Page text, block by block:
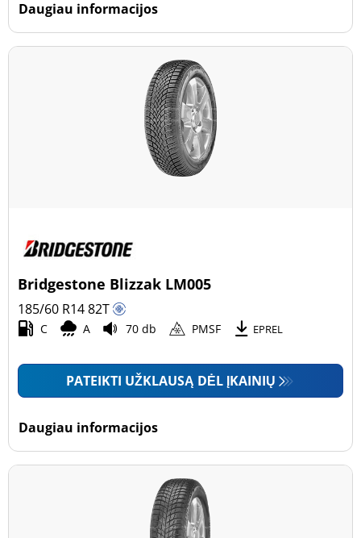
Daugiau informacijos
Bridgestone Blizzak LM005
185/60 R1482T
C A 70 db PMSF EPREL
PATEIKTI UŽKLAUSĄ DĖL ĮKAINIŲ
Daugiau informacijos